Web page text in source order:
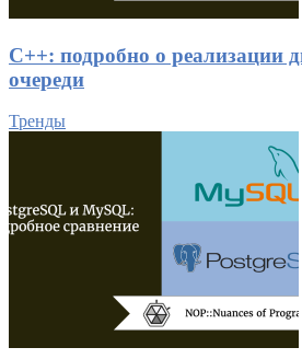
C++: подробно о реализации
очереди
Тренды